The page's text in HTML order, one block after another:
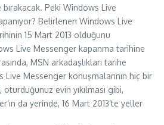
Peki Windows Live
Belirlenen Windows Live
15 Mart 2013 olduğunu
Live Messenger kapanma tarihine
MSN arkadaşlıkları tarihe
Live Messenger konuşmalarının hiç bir
oturduğunuz evin yıkılması gibi,
da yerinde, 16 Mart 2013’te yeller